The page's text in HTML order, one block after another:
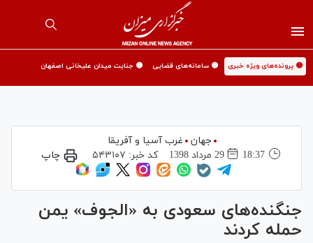
🟡 پرونده‌های ویژه خبری 🟡 سامانه‌های قضایی 🟡 جنایت میدان علیخانی اصفهان
جهان
غرب آسیا و آفریقا
18:37
29 مرداد 1398 کد خبر: ۵۴۳۱۰۷ چاپ
جنگنده‌های سعودی به «الجوف» یمن
حمله کردند